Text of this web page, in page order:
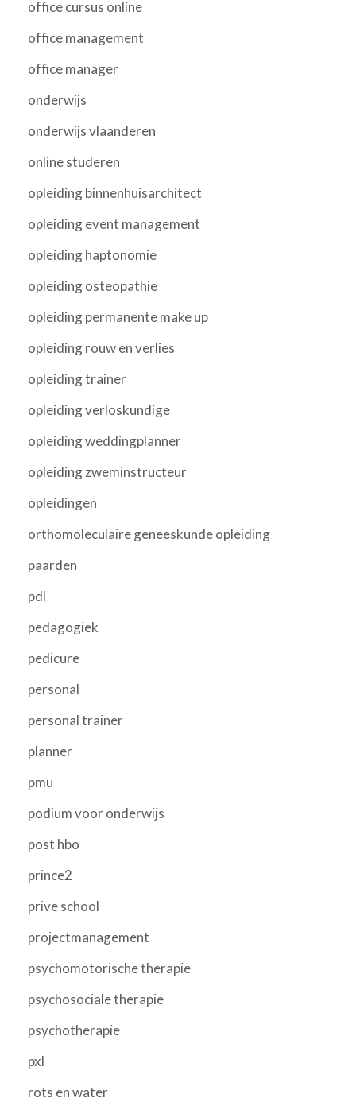
office cursus online
office management
office manager
onderwijs
onderwijs vlaanderen
online studeren
opleiding binnenhuisarchitect
opleiding event management
opleiding haptonomie
opleiding osteopathie
opleiding permanente make up
opleiding rouw en verlies
opleiding trainer
opleiding verloskundige
opleiding weddingplanner
opleiding zweminstructeur
opleidingen
orthomoleculaire geneeskunde opleiding
paarden
pdl
pedagogiek
pedicure
personal
personal trainer
planner
pmu
podium voor onderwijs
post hbo
prince2
prive school
projectmanagement
psychomotorische therapie
psychosociale therapie
psychotherapie
pxl
rots en water